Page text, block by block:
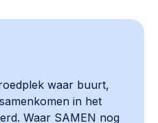
waar buurt,
in het
Waar SAMEN nog